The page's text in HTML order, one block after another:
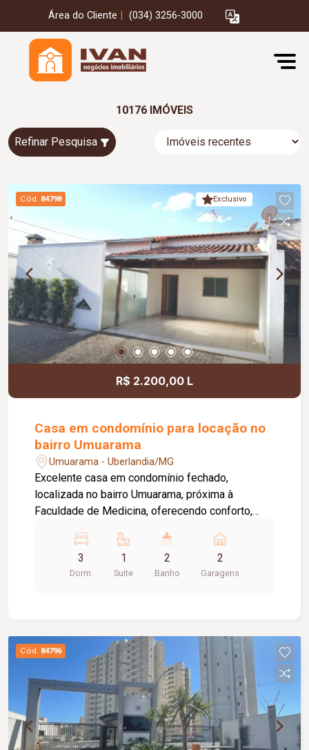
Área do Cliente (034) 3256-3000
10176 IMÓVEIS
Refinar Pesquisa
Exclusivo
Cód. 84798
R$ 2.200,00 L
Casa em condomínio para locação no
bairro Umuarama
Umuarama - Uberlandia/MG
Excelente casa em condomínio fechado,
localizada no bairro Umuarama, próxima à
Faculdade de Medicina, oferecendo conforto,
portão e porteiro eletrônicos, câmeras de
segurança e sistema de monitoramento,
proporcionando mais tranquilidade aos
quartos, sendo 02 com armários embutidos e 01
suíte com claraboia. Os banheiros social e da
suíte possuem box em blindex, armários,
espelhos e chuveiros. A cozinha é planejada com
armários, a área de serviço é separada, coberta e
conta com armário, oferecendo maior praticidade.
A casa possui ainda uma agradável varanda
3
Dorm.
1
Suite
2
Banho
2
Garagens
Cód. 84796